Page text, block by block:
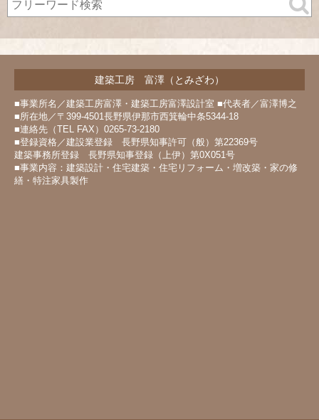
ブ
建築工房 富澤（とみざわ）
■事業所名／建築工房富澤・建築工房富澤設計室 ■代表者／富澤博之
■所在地／〒399-4501長野県伊那市西箕輪中条5344-18
■連絡先（TEL FAX）0265-73-2180
■登録資格／建設業登録 長野県知事許可（般）第22369号
建築事務所登録 長野県知事登録（上伊）第0X051号
■事業内容：建築設計・住宅建築・住宅リフォーム・増改築・家の修
繕・特注家具製作